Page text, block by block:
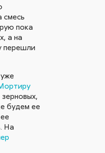
смесь
пока
а на
перешли
будем ее
На